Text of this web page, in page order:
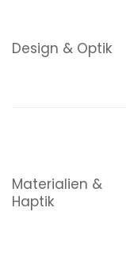
Design & Optik
Materialien &
Haptik